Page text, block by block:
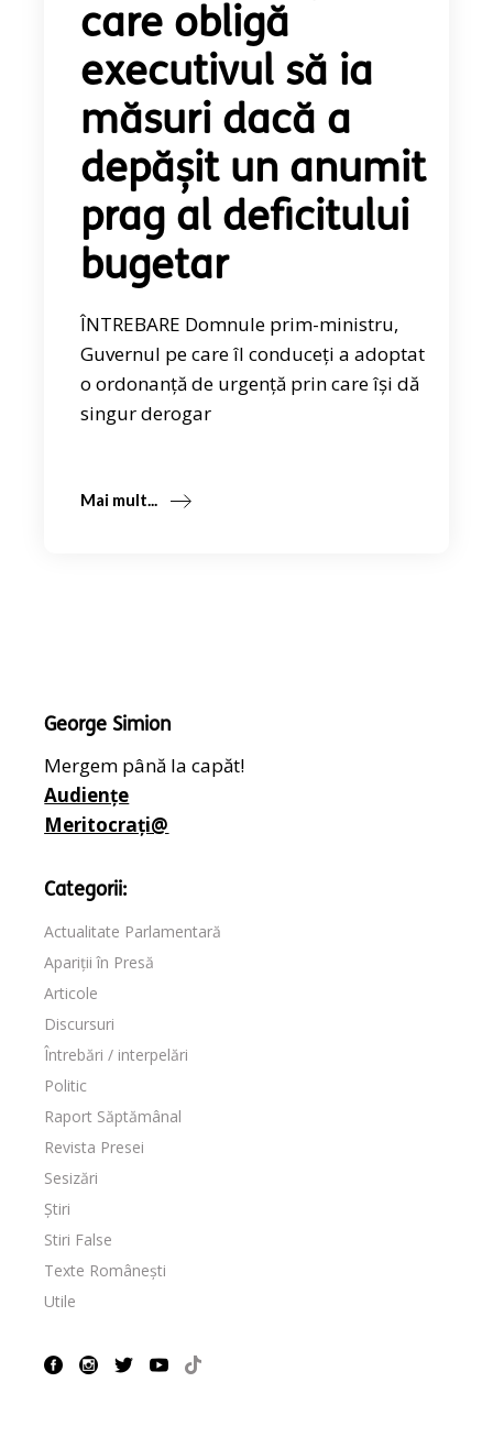
care obligă
executivul să ia
măsuri dacă a
depășit un anumit
prag al deficitului
bugetar
ÎNTREBARE Domnule prim-ministru,
Guvernul pe care îl conduceți a adoptat
o ordonanță de urgență prin care își dă
singur derogar
Mai mult...
George Simion
Mergem până la capăt!
Audiențe
Meritocrați@
Categorii:
Actualitate Parlamentară
Apariții în Presă
Articole
Discursuri
Întrebări / interpelări
Politic
Raport Săptămânal
Revista Presei
Sesizări
Știri
Stiri False
Texte Românești
Utile